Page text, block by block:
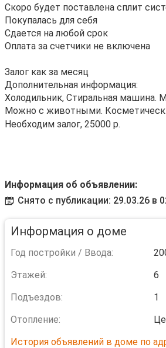
Скоро будет поставлена сплит
Покупалась для себя
Сдается на любой срок
Оплата за счетчики не включена
Залог как за месяц
Дополнительная информация:
Холодильник, Стиральная машина.
Можно с животными.
Необходим залог, 25000 р.
Информация об объявлении:
Снято с публикации: 29.03.26 в
Информация о доме
Год постройки / Ввода:
Этажей:
6
Подъездов:
1
Отопление:
История объявлений в доме по